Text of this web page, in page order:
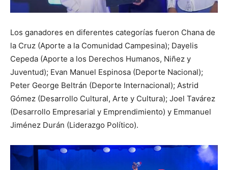
Los ganadores en diferentes categorías fueron Chana de
la Cruz (Aporte a la Comunidad Campesina); Dayelis
Cepeda (Aporte a los Derechos Humanos, Niñez y
Juventud); Evan Manuel Espinosa (Deporte Nacional);
Peter George Beltrán (Deporte Internacional); Astrid
Gómez (Desarrollo Cultural, Arte y Cultura); Joel Tavárez
(Desarrollo Empresarial y Emprendimiento) y Emmanuel
Jiménez Durán (Liderazgo Político).